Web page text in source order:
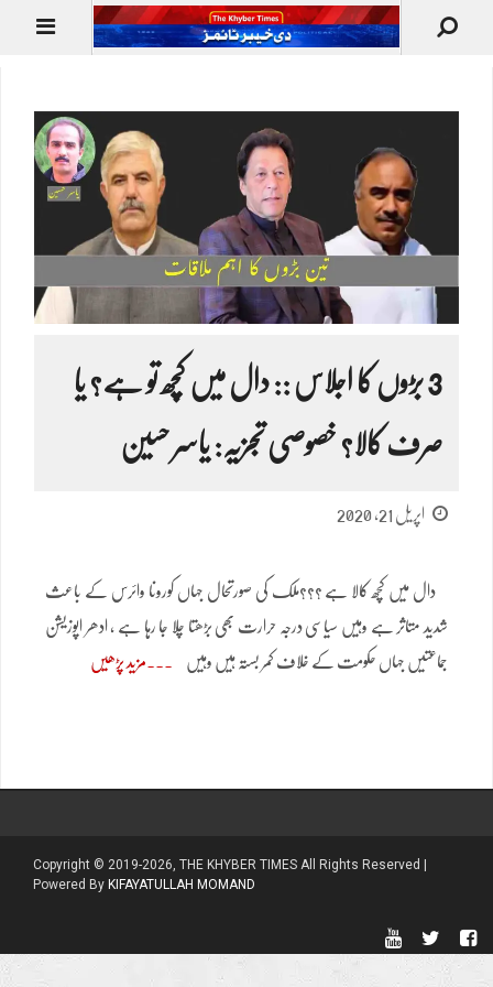
3 بڑوں کا اجلاس :: دال میں کچھ تو ہے؟ یا
صرف کالا؟ خصوصی تجزیہ: یاسر حسین
اپریل 21, 2020
دال میں کچھ کالا ہے ؟؟؟ملک کی صورتحال جہاں کورونا وائرس کے باعث
شدید متاثر ہے وہیں سیاسی درجہ حرارت بھی بڑھتا چلا جا رہا ہے ، ادھر اپوزیشن
جماعتیں جہاں حکومت کے خلاف کمر بستہ ہیں وہیں مزید پڑھیں
Copyright © 2019-2026, THE KHYBER TIMES All Rights Reserved |
Powered By KIFAYATULLAH MOMAND